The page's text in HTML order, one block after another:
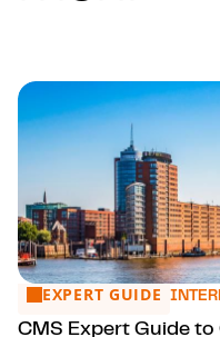
CMS Expert Guide to
EXPERT GUIDE
CMS Expert Guide